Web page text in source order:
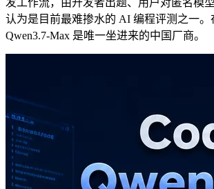
认为是目前最难掺水的 AI 编程评测之一。
Qwen3.7-Max 是唯一坐进来的中国厂商。